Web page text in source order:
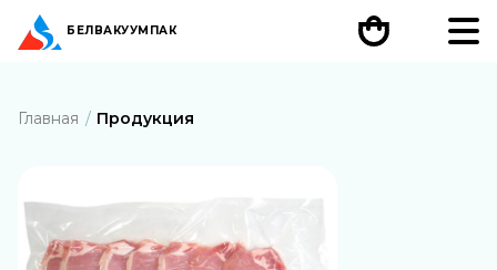
БЕЛВАКУУМПАК
Главная Продукция